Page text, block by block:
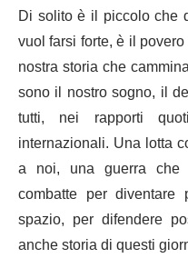
Di solito è il piccolo che
vuol farsi forte, è il
nostra storia che
sono il nostro sogno, il
tutti, nei rapporti
internazionali. Una lotta
a noi, una guerra che
combatte per
spazio, per difendere
anche storia di questi